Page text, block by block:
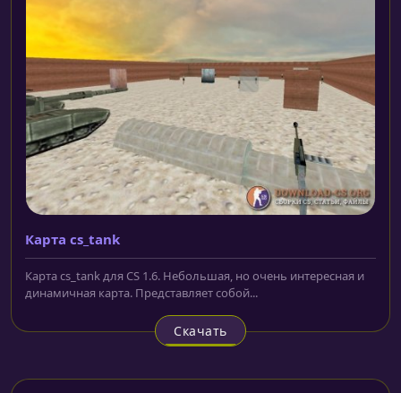
Карта cs_tank
Карта cs_tank для CS 1.6. Небольшая, но очень интересная и
динамичная карта. Представляет собой...
Скачать